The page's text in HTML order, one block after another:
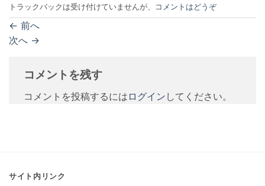
トラックバックは受け付けていませんが、 コメントはどうぞ
← 前へ
次へ →
コメントを残す
コメントを投稿するには ログイン してください。
サイト内リンク